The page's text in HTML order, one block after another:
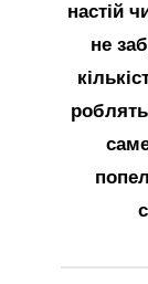
настій
не